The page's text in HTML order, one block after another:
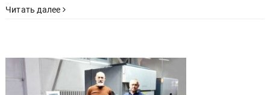
Читать далее